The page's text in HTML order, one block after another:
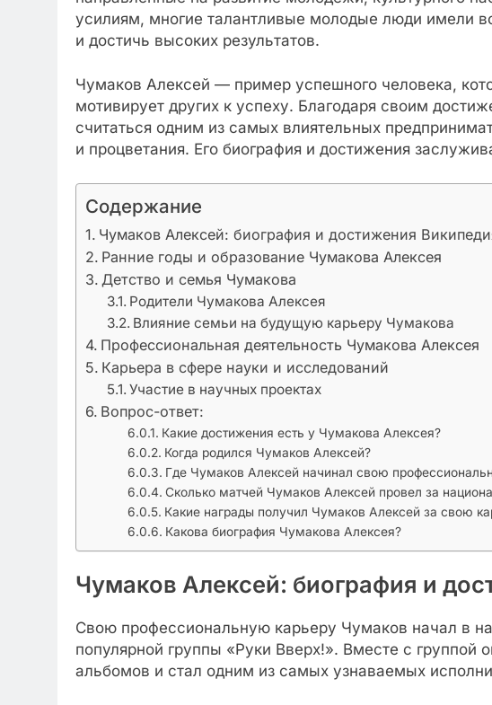
усилиям, многие талантливые молодые люди имели
и достичь высоких результатов.
Чумаков Алексей — пример успешного человека,
мотивирует других к успеху. Благодаря своим
считаться одним из самых влиятельных
и процветания. Его биография и достижения
Содержание
Чумаков Алексей: биография и достижения
Ранние годы и образование Чумакова Алексея
Детство и семья Чумакова
Родители Чумакова Алексея
Влияние семьи на будущую карьеру Чумакова
Профессиональная деятельность Чумакова Алексея
Карьера в сфере науки и исследований
Участие в научных проектах
Вопрос-ответ:
Какие достижения есть у Чумакова Алексея?
Когда родился Чумаков Алексей?
Где Чумаков Алексей начинал свою
Сколько матчей Чумаков Алексей провел за
Какие награды получил Чумаков Алексей за свою
Какова биография Чумакова Алексея?
Чумаков Алексей: биография и
Свою профессиональную карьеру Чумаков начал в
популярной группы «Руки Вверх!». Вместе с группой
альбомов и стал одним из самых узнаваемых